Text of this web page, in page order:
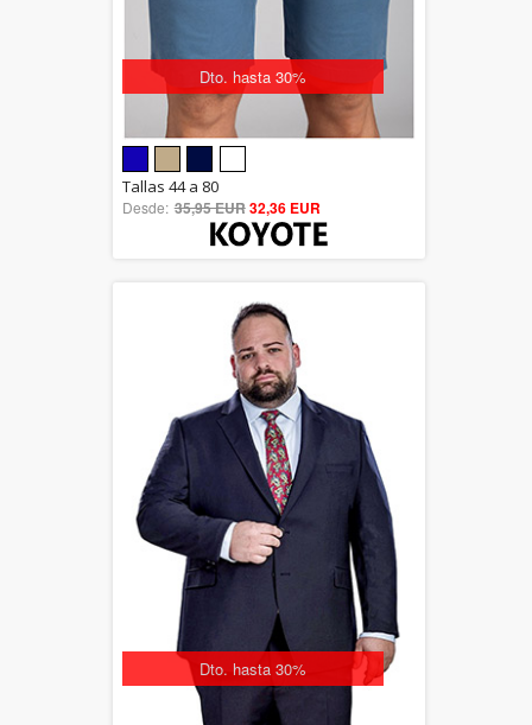
Dto. hasta 30%
out of 5
Tallas 44 a 80
Desde: 35,95 EUR32,36 EUR
Dto. hasta 30%